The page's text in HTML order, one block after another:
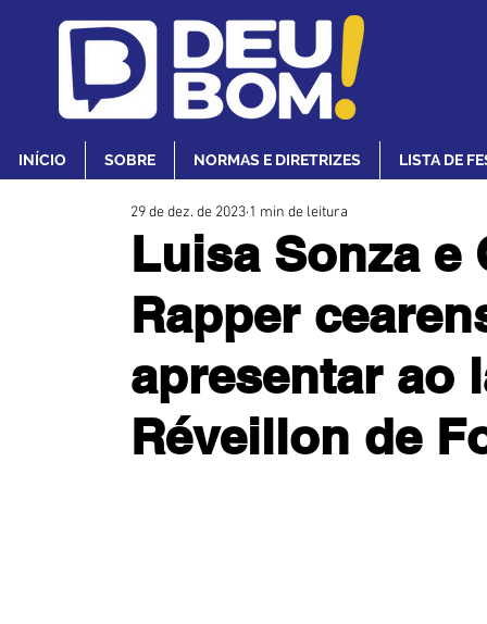
INÍCIO SOBRE NORMAS E DIRETRIZES LISTA DE
Luisa Sonza e
Rapper
apresentar ao
Réveillon de
29 de dez. de 2023 1 min de leitura